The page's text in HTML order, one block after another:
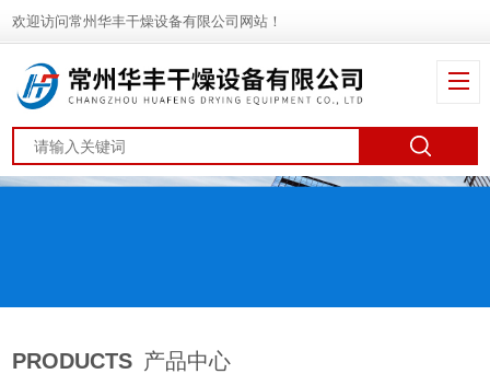
欢迎访问常州华丰干燥设备有限公司网站！
PRODUCTS 产品中心